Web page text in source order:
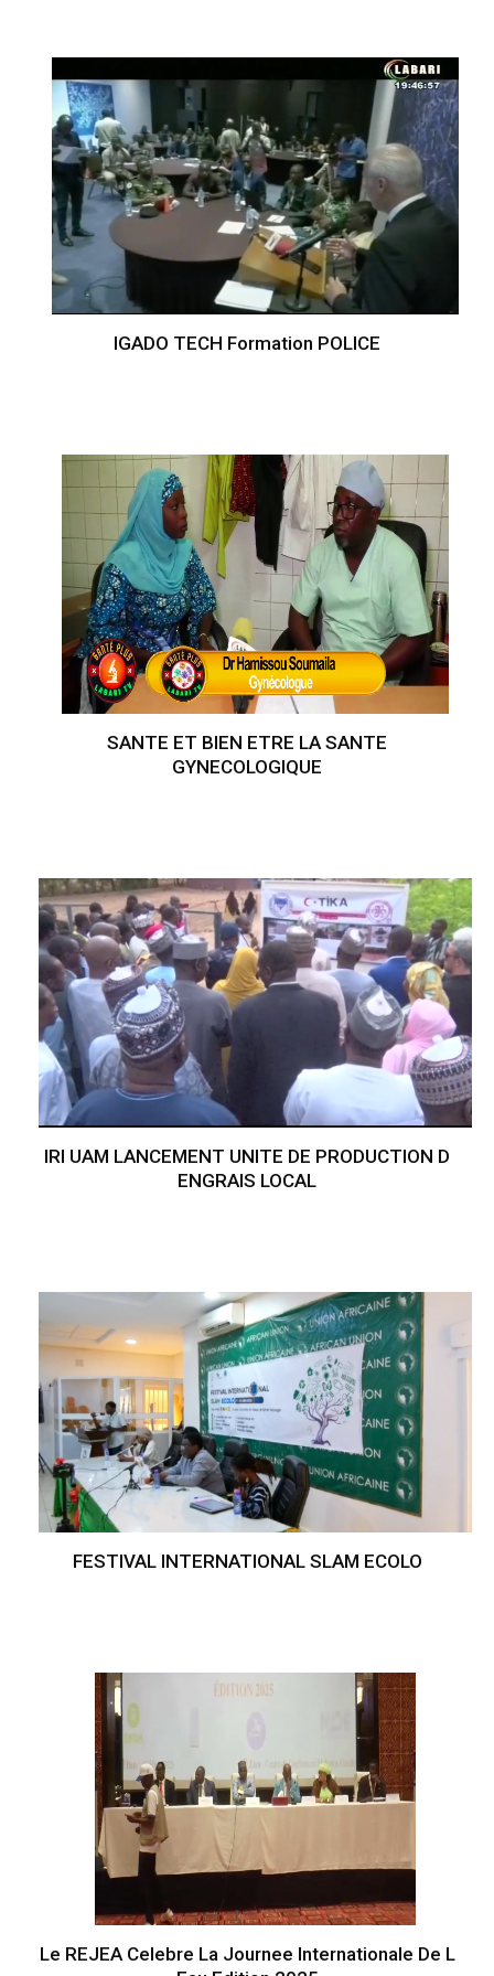
IGADO TECH Formation POLICE
SANTE ET BIEN ETRE LA SANTE
GYNECOLOGIQUE
IRI UAM LANCEMENT UNITE DE PRODUCTION D
ENGRAIS LOCAL
FESTIVAL INTERNATIONAL SLAM ECOLO
Le REJEA Celebre La Journee Internationale De L